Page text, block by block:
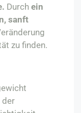
Durch ein
sanft
zu finden.
der